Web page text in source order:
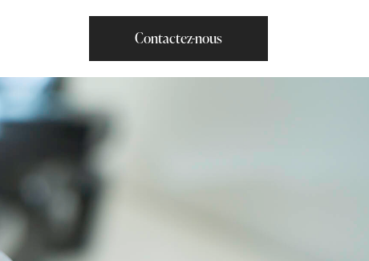
Contactez-nous